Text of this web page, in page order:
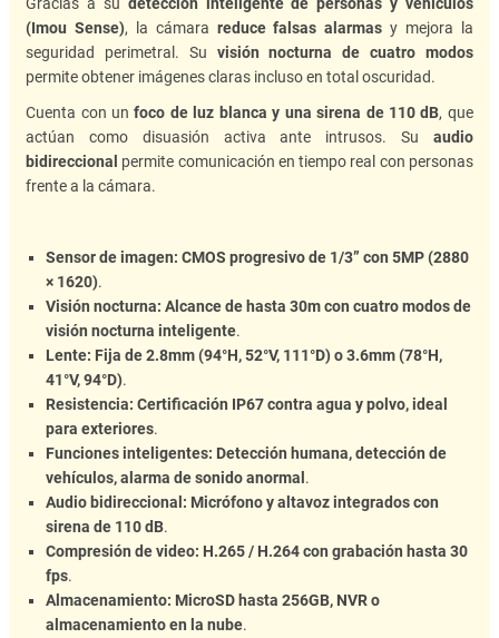
Gracias a su detección inteligente de personas y vehículos
(Imou Sense), la cámara reduce falsas alarmas y mejora la
seguridad perimetral. Su visión nocturna de cuatro modos
permite obtener imágenes claras incluso en total oscuridad.
Cuenta con unfoco de luz blanca y una sirena de 110 dB, que
actúan como disuasión activa ante intrusos. Su audio
bidireccional permite comunicación en tiempo real con personas
frente a la cámara.
Sensor de imagen: CMOS progresivo de 1/3” con 5MP (2880
× 1620).
Visión nocturna: Alcance de hasta 30m con cuatro modos de
visión nocturna inteligente.
Lente: Fija de 2.8mm (94°H, 52°V, 111°D) o 3.6mm (78°H,
41°V, 94°D).
Resistencia: Certificación IP67 contra agua y polvo, ideal
para exteriores.
Funciones inteligentes: Detección humana, detección de
vehículos, alarma de sonido anormal .
Audio bidireccional: Micrófono y altavoz integrados con
sirena de 110 dB.
Compresión de video: H.265 / H.264 con grabación hasta 30
fps.
Almacenamiento: MicroSD hasta 256GB, NVR o
almacenamiento en la nube.